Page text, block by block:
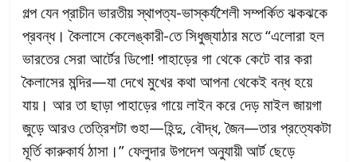
গল্প যেন প্রাচীন ভারতীয় স্থাপত্য-ভাস্কর্যশৈলী সম্পর্কিত ঝকঝকে
প্রবন্ধ। কৈলাসে কেলেঙ্কারী-তে সিধুজ্যাঠার মতে “এলোরা হল
ভারতের সেরা আর্টের ডিপো! পাহাড়ের গা থেকে কেটে বার করা
কৈলাসের মন্দির—যা দেখে মুখের কথা আপনা থেকেই বন্ধ হয়ে
যায়। আর তা ছাড়া পাহাড়ের গায়ে লাইন করে দেড় মাইল জায়গা
জুড়ে আরও তেত্রিশটা গুহা—হিন্দু, বৌদ্ধ, জৈন—তার প্রত্যেকটা
মূর্তি কারুকার্য ঠাসা।” ফেলুদার উপদেশ অনুযায়ী আর্ট ছেড়ে